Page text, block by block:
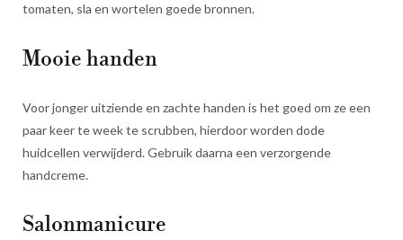
tomaten, sla en wortelen goede bronnen.
Mooie handen
Voor jonger uitziende en zachte handen is het goed om ze een
paar keer te week te scrubben, hierdoor worden dode
huidcellen verwijderd. Gebruik daarna een verzorgende
handcreme.
Salonmanicure